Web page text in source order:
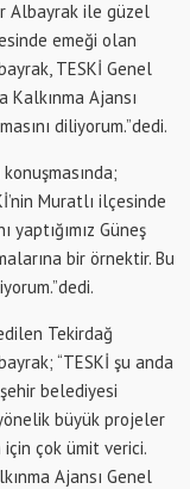
Albayrak ile güzel
emeği olan
TESKİ Genel
Kalkınma Ajansı
diliyorum.”dedi.
Muratlı ilçesinde
yaptığımız Güneş
bir örnektir. Bu
Tekirdağ
“TESKİ şu anda
belediyesi
büyük projeler
çok ümit verici.
Ajansı Genel